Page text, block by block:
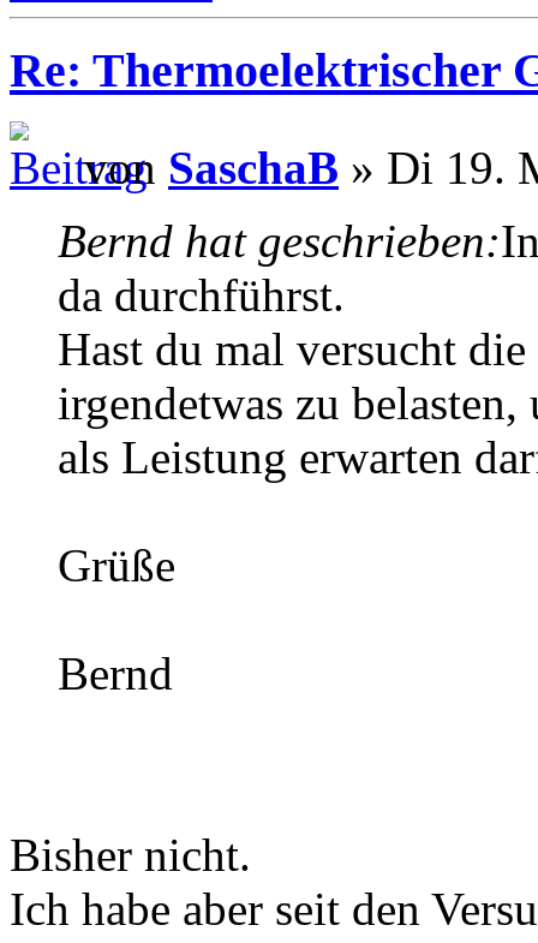
Re: Thermoelektrischer
von SaschaB » Di 19.
Bernd hat geschrieben:
da durchführst.
Hast du mal versucht
irgendetwas zu
als Leistung erwarten
Grüße
Bernd
Bisher nicht.
Ich habe aber seit den